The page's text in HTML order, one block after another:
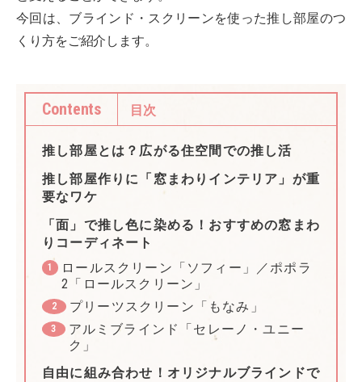
今回は、ブラインド・スクリーンを使った推し部屋のつ
くり方をご紹介します。
Contents 目次
推し部屋とは？広がる住空間での推し活
推し部屋作りに「窓まわりインテリア」が重
要なワケ
「面」で推し色に染める！おすすめの窓まわ
りコーディネート
1
ロールスクリーン「ソフィー」／ポポラ
2「ロールスクリーン」
2 プリーツスクリーン「もなみ」
3
アルミブラインド「セレーノ・ユニー
ク」
自由に組み合わせ！オリジナルブラインドで